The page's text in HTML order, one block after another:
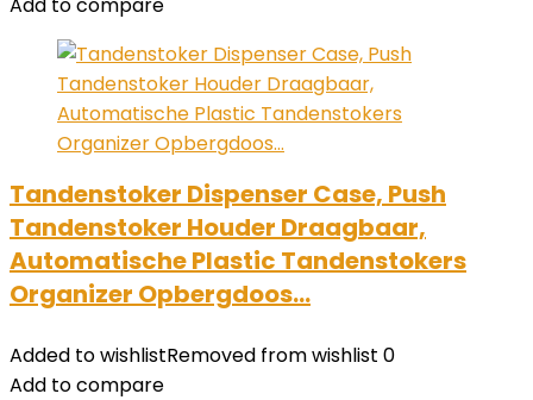
Tandenstoker Dispenser Case, Push
Tandenstoker Houder Draagbaar,
Automatische Plastic Tandenstokers
Organizer Opbergdoos…
Added to wishlistRemoved from wishlist 0
Add to compare